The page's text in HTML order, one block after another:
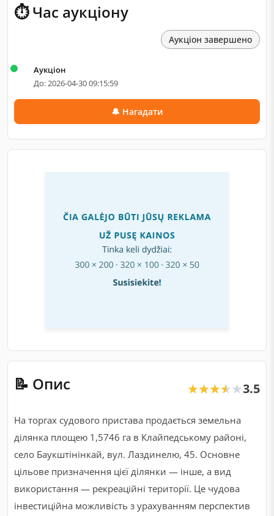
📝 Опис ★★★★★
★★★★★3.5
На торгах судового пристава продається земельна
ділянка площею 1,5746 га в Клайпедському районі,
село Баукштінінкай, вул. Лаздинелю, 45. Основне
цільове призначення цієї ділянки — інше, а вид
використання — рекреаційні території. Це чудова
інвестиційна можливість з урахуванням перспектив
⏱ Час аукціону
Аукціон завершено
Аукціон
До: 2026-04-30 09:15:59
🔔 Нагадати